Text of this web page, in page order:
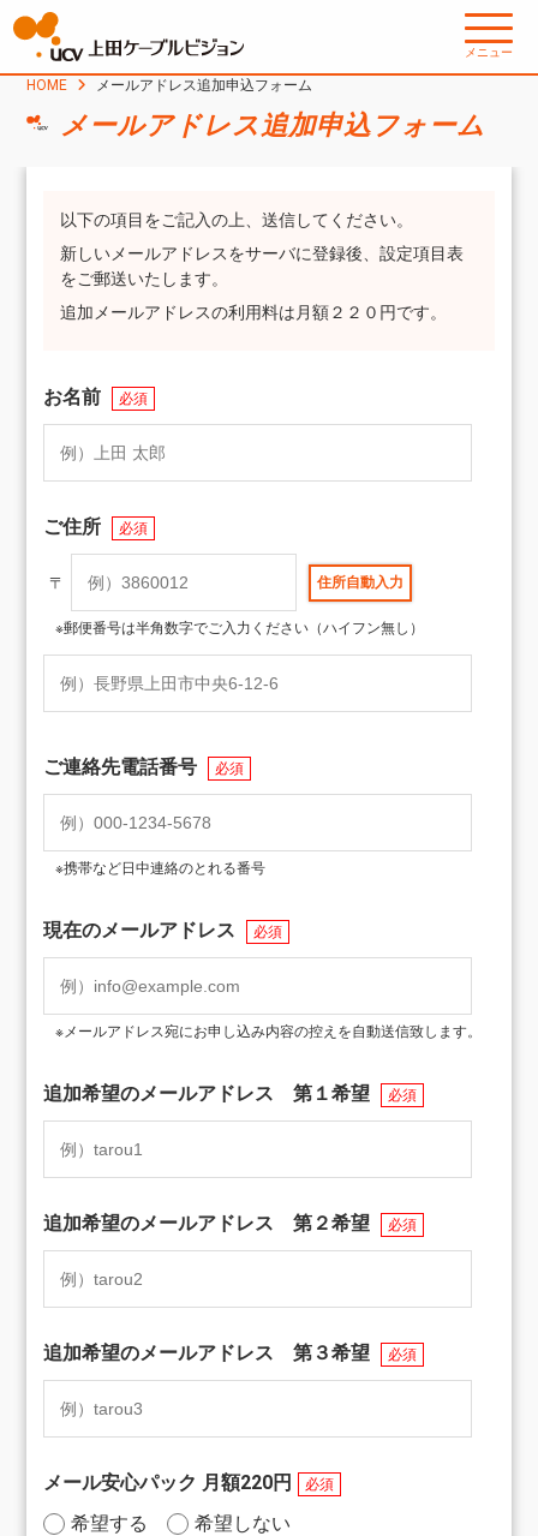
メニュー
HOME メールアドレス追加申込フォーム
メールアドレス追加申込フォーム
以下の項目をご記入の上、送信してください。
新しいメールアドレスをサーバに登録後、設定項目表
をご郵送いたします。
追加メールアドレスの利用料は月額２２０円です。
お名前 必須
ご住所 必須
〒
※郵便番号は半角数字でご入力ください（ハイフン無し）
ご連絡先電話番号 必須
※携帯など日中連絡のとれる番号
現在のメールアドレス 必須
※メールアドレス宛にお申し込み内容の控えを自動送信致します。
追加希望のメールアドレス 第１希望 必須
追加希望のメールアドレス 第２希望 必須
追加希望のメールアドレス 第３希望 必須
メール安心パック 月額220円 必須
希望する 希望しない